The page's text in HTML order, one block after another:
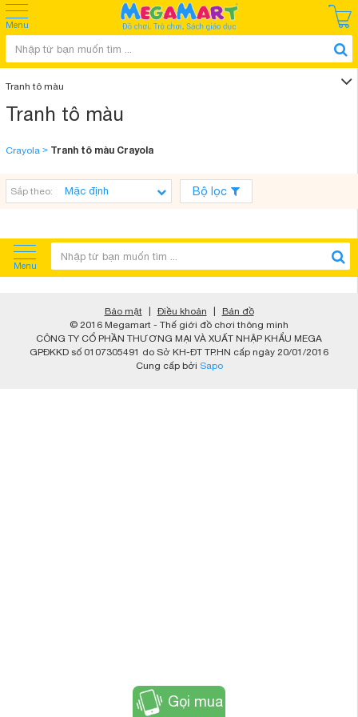
Menu
Tranh tô màu
Sắp theo: Bộ lọc
Tranh tô màu
Crayola > Tranh tô màu Crayola
Menu
Gọi mua
Bảo mật Điều khoản
Bản đồ
© 2016 Megamart - Thế giới đồ chơi thông minh
CÔNG TY CỔ PHẦN THƯƠNG MẠI VÀ XUẤT NHẬP KHẨU MEGA
GPĐKKD số 0107305491 do Sở KH-ĐT TP.HN cấp ngày 20/01/2016
Cung cấp bởi Sapo